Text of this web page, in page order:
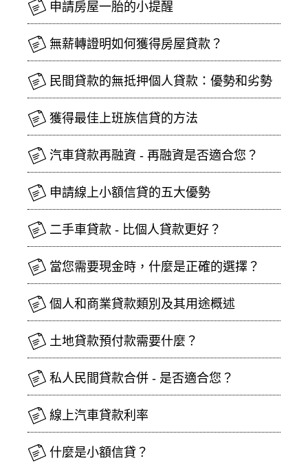
申請房屋一胎的小提醒
無薪轉證明如何獲得房屋貸款？
民間貸款的無抵押個人貸款：優勢和劣勢
獲得最佳上班族信貸的方法
汽車貸款再融資 - 再融資是否適合您？
申請線上小額信貸的五大優勢
二手車貸款 - 比個人貸款更好？
當您需要現金時，什麼是正確的選擇？
個人和商業貸款類別及其用途概述
土地貸款預付款需要什麼？
私人民間貸款合併 - 是否適合您？
線上汽車貸款利率
什麼是小額信貸？